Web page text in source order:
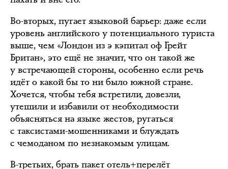
Во-вторых, пугает языковой барьер: даже если
уровень английского у потенциального туриста
выше, чем «Лондон из э кэпитал оф Грейт
Британ», это ещё не значит, что он такой же
у встречающей стороны, особенно если речь
идёт о какой бы то ни было южной стране.
Хочется, чтобы тебя встретили, довезли,
утешили и избавили от необходимости
объясняться на языке жестов, ругаться
с таксистами-мошенниками и блуждать
с чемоданом по незнакомым улицам.
В-третьих, брать пакет отель+перелёт